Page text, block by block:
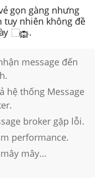
gọn gàng nhưng
tuy nhiên không đề
.
message đến
hệ thống Message
broker gặp lỗi.
performance.
mây...